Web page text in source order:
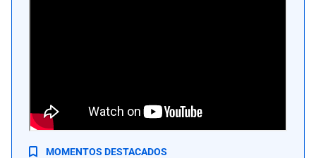
Ecuador perdió 1-0 con Costa de Marfil por la fecha 1 del grupo E del
Mundial 2026. | Foto: AFP
MOMENTOS DESTACADOS